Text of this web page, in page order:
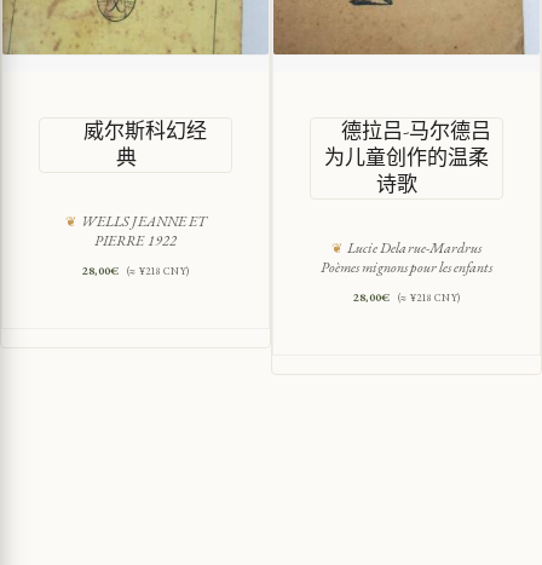
威尔斯科幻经
典
WELLS JEANNE ET
PIERRE 1922
28,00€ (≈ ¥218 CNY)
德拉吕-马尔德吕
为儿童创作的温柔
诗歌
Lucie Delarue-Mardrus
Poèmes mignons pour les enfants
28,00€ (≈ ¥218 CNY)